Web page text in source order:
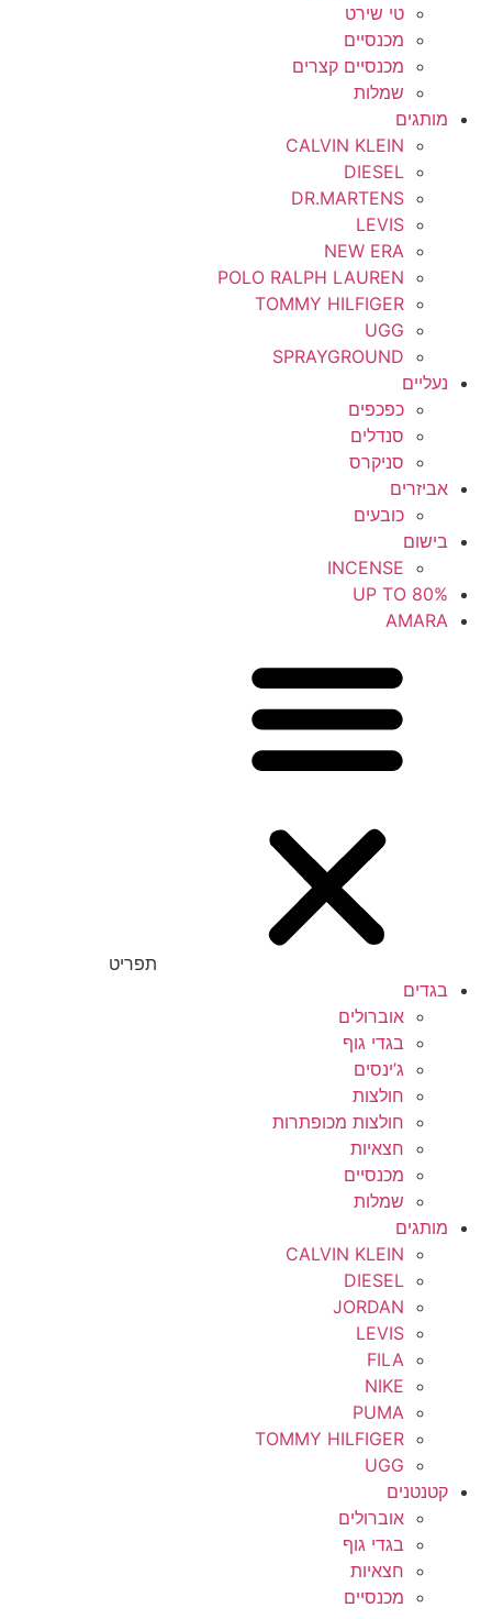
טי שירט
מכנסיים
מכנסיים קצרים
שמלות
מותגים
CALVIN KLEIN
DIESEL
DR.MARTENS
LEVIS
NEW ERA
POLO RALPH LAUREN
TOMMY HILFIGER
UGG
SPRAYGROUND
נעליים
כפכפים
סנדלים
סניקרס
אביזרים
כובעים
בישום
INCENSE
UP TO 80%
AMARA
תפריט
בגדים
אוברולים
בגדי גוף
ג’ינסים
חולצות
חולצות מכופתרות
חצאיות
מכנסיים
שמלות
מותגים
CALVIN KLEIN
DIESEL
JORDAN
LEVIS
FILA
NIKE
PUMA
TOMMY HILFIGER
UGG
קטנטנים
אוברולים
בגדי גוף
חצאיות
מכנסיים